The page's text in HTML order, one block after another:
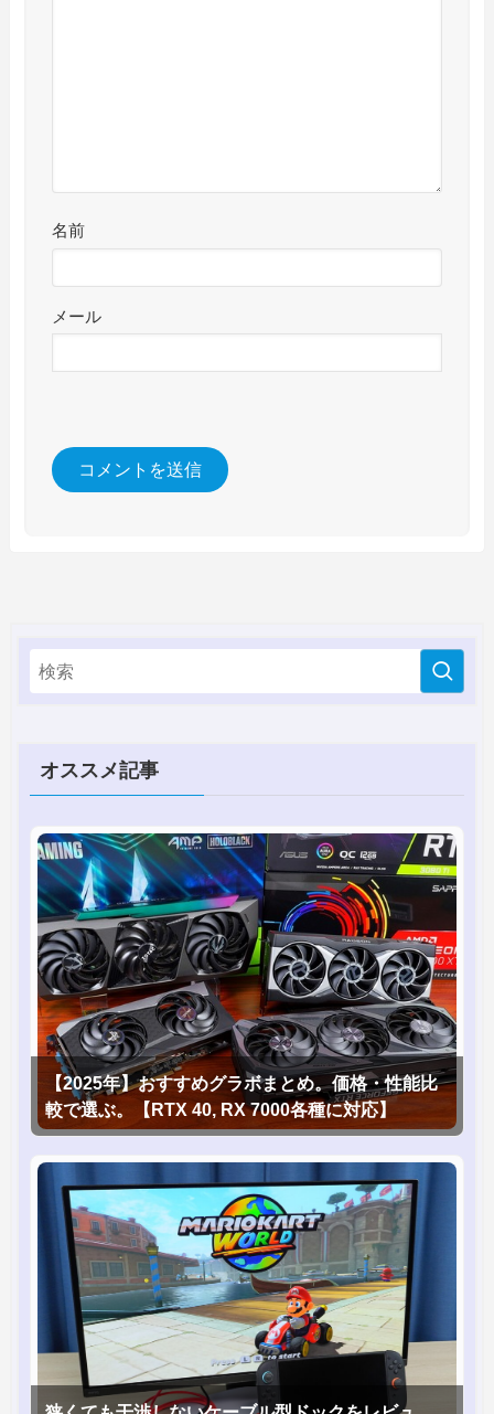
名前
メール
オススメ記事
【2025年】おすすめグラボまとめ。価格・性能比
較で選ぶ。【RTX 40, RX 7000各種に対応】